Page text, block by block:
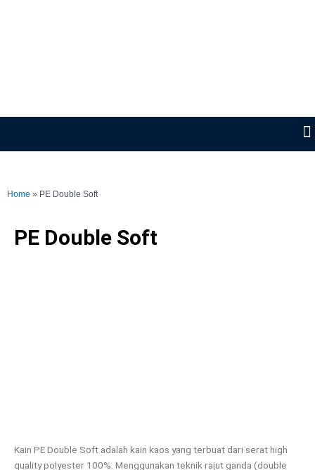
Home » PE Double Soft
PE Double Soft
Kain PE Double Soft adalah kain kaos yang terbuat dari serat high
quality polyester 100%. Menggunakan teknik rajut ganda (double